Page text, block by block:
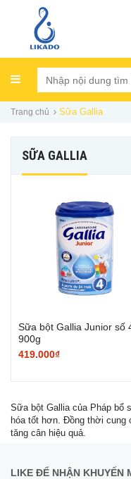
Trang chủ Sữa Gallia
SỮA GALLIA
Sữa bột Gallia Junior số
900g
419.000₫
Sữa bột Gallia của Pháp bổ
hóa tốt hơn. Đồng thời cung
tăng cân hiệu quả.
LIKE ĐỂ NHẬN KHUYẾN